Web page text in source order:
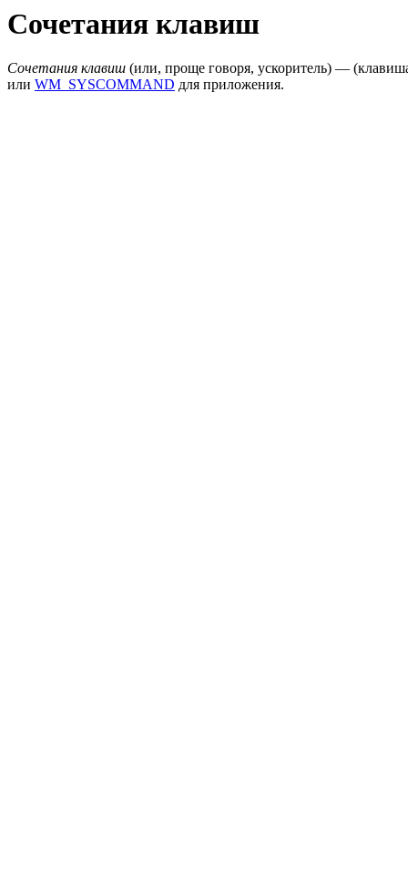
Сочетания клавиш
Сочетания клавиш (или, проще говоря, ускоритель) —
или WM_SYSCOMMAND для приложения.